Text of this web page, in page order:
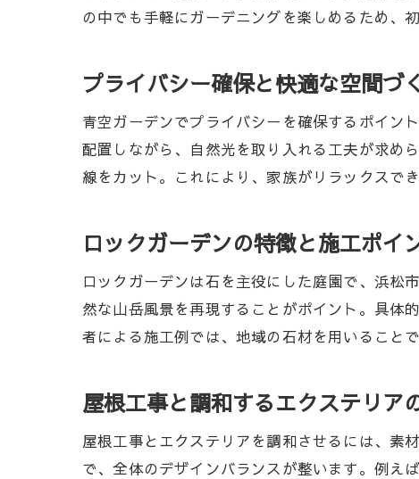
の中でも手軽にガーデニングを楽しめるため、
プライバシー確保と快適な空間づ
青空ガーデンでプライバシーを確保するポイン
配置しながら、自然光を取り入れる工夫が求め
線をカット。これにより、家族がリラックスで
ロックガーデンの特徴と施工ポイ
ロックガーデンは石を主役にした庭園で、浜松
然な山岳風景を再現することがポイント。具体
者による施工例では、地域の石材を用いること
屋根工事と調和するエクステリア
屋根工事とエクステリアを調和させるには、素
で、全体のデザインバランスが整います。例え